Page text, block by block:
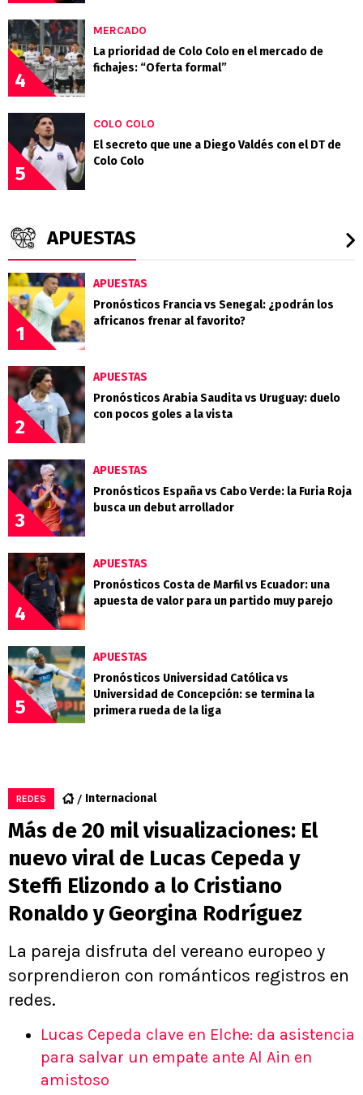
4
MERCADO
La prioridad de Colo Colo en el mercado de
fichajes: “Oferta formal”
5
COLO COLO
El secreto que une a Diego Valdés con el DT de
Colo Colo
APUESTAS
1
APUESTAS
Pronósticos Francia vs Senegal: ¿podrán los
africanos frenar al favorito?
2
APUESTAS
Pronósticos Arabia Saudita vs Uruguay: duelo
con pocos goles a la vista
3
APUESTAS
Pronósticos España vs Cabo Verde: la Furia Roja
busca un debut arrollador
4
APUESTAS
Pronósticos Costa de Marfil vs Ecuador: una
apuesta de valor para un partido muy parejo
5
APUESTAS
Pronósticos Universidad Católica vs
Universidad de Concepción: se termina la
primera rueda de la liga
REDES Internacional
Más de 20 mil visualizaciones: El
nuevo viral de Lucas Cepeda y
Steffi Elizondo a lo Cristiano
Ronaldo y Georgina Rodríguez
La pareja disfruta del vereano europeo y
sorprendieron con románticos registros en
redes.
Lucas Cepeda clave en Elche: da asistencia
para salvar un empate ante Al Ain en
amistoso